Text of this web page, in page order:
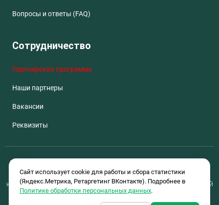
Вопросы и ответы (FAQ)
Сотрудничество
Партнерская программа
Наши партнеры
Вакансии
Реквизиты
Вся информация (включая цены) на сайте лесоптторгуфа.рф
носит исключительно информационный характер и ни при
каких условиях не является публичной офертой, определяемой
положениями статьи 437 Гражданского кодекса РФ
Сайт использует cookie для работы и сбора статистики
(Яндекс.Метрика, Ретаргетинг ВКонтакте). Подробнее в
Политике обработки персональных данных.